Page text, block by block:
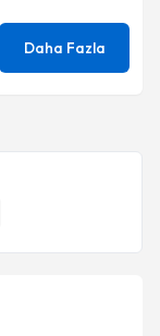
Daha Fazla